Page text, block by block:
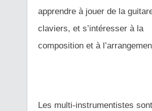
apprendre à jouer de la
claviers, et s’intéresser à la
composition et à
Les multi-instrumentistes